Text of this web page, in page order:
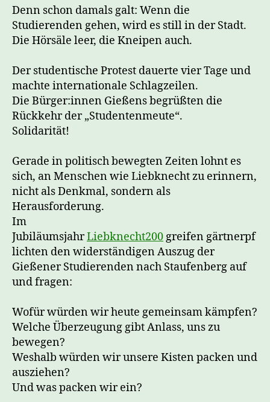
Denn schon damals galt: Wenn die
Studierenden gehen, wird es still in der Stadt.
Die Hörsäle leer, die Kneipen auch.
Der studentische Protest dauerte vier Tage und
machte internationale Schlagzeilen.
Die Bürger:innen Gießens begrüßten die
Rückkehr der „Studentenmeute“.
Solidarität!
Gerade in politisch bewegten Zeiten lohnt es
sich, an Menschen wie Liebknecht zu erinnern,
nicht als Denkmal, sondern als
Herausforderung.
Im
JubiläumsjahrLiebknecht200 greifen gärtnerpf
lichten den widerständigen Auszug der
Gießener Studierenden nach Staufenberg auf
und fragen:
Wofür würden wir heute gemeinsam kämpfen?
Welche Überzeugung gibt Anlass, uns zu
bewegen?
Weshalb würden wir unsere Kisten packen und
ausziehen?
Und was packen wir ein?